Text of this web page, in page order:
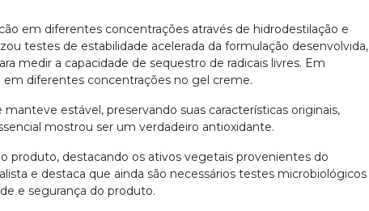
em diferentes concentrações através de hidrodestilação e
testes de estabilidade acelerada da formulação desenvolvida,
medir a capacidade de sequestro de radicais livres. Em
em diferentes concentrações no gel creme.
estável, preservando suas características originais,
mostrou ser um verdadeiro antioxidante.
produto, destacando os ativos vegetais provenientes do
e destaca que ainda são necessários testes microbiológicos
e segurança do produto.